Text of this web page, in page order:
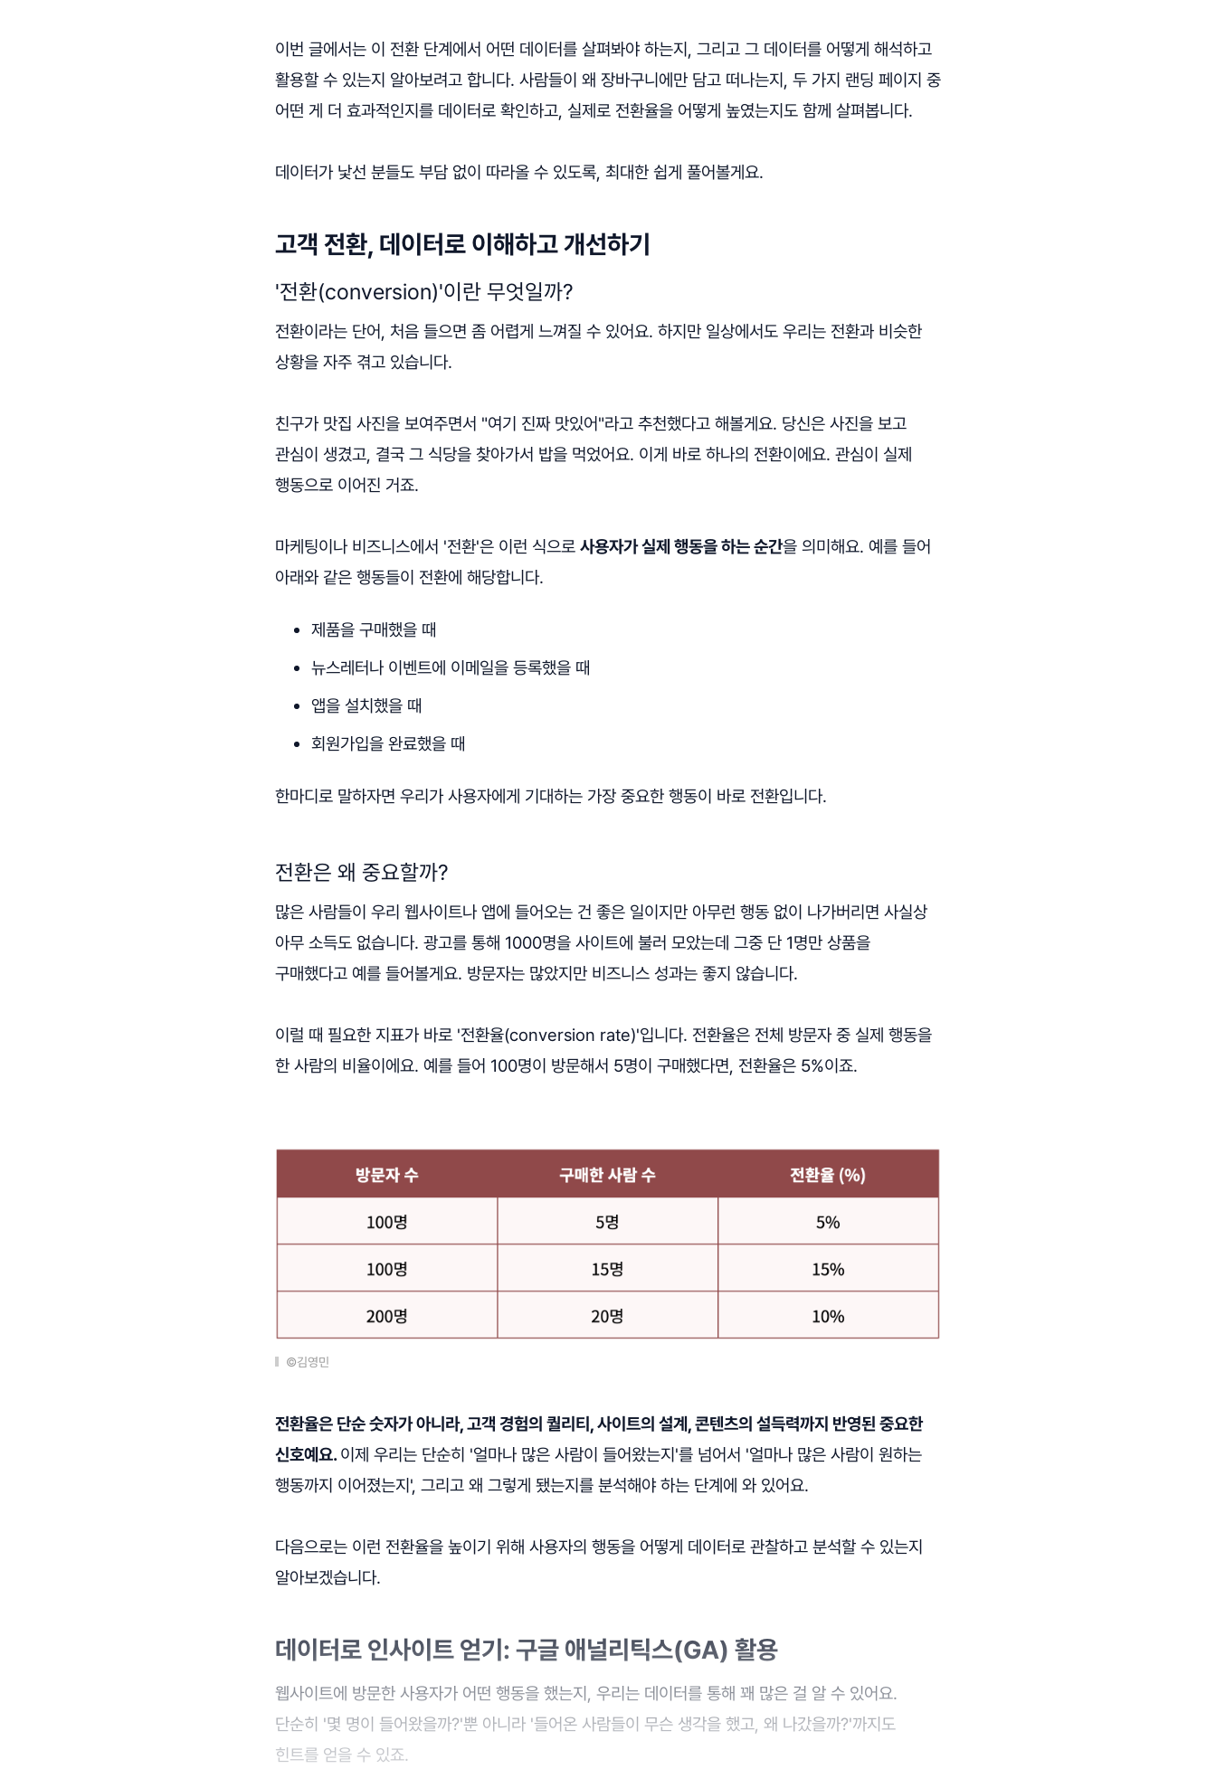
이번 글에서는 이 전환 단계에서 어떤 데이터를 살펴봐야 하는지, 그리고 그 데이터를 어떻게 해석하고
활용할 수 있는지 알아보려고 합니다. 사람들이 왜 장바구니에만 담고 떠나는지, 두 가지 랜딩 페이지 중
어떤 게 더 효과적인지를 데이터로 확인하고, 실제로 전환율을 어떻게 높였는지도 함께 살펴봅니다.
데이터가 낯선 분들도 부담 없이 따라올 수 있도록, 최대한 쉽게 풀어볼게요.
고객 전환, 데이터로 이해하고 개선하기
'전환(conversion)'이란 무엇일까?
전환이라는 단어, 처음 들으면 좀 어렵게 느껴질 수 있어요. 하지만 일상에서도 우리는 전환과 비슷한
상황을 자주 겪고 있습니다.
친구가 맛집 사진을 보여주면서 "여기 진짜 맛있어"라고 추천했다고 해볼게요. 당신은 사진을 보고
관심이 생겼고, 결국 그 식당을 찾아가서 밥을 먹었어요. 이게 바로 하나의 전환이에요. 관심이 실제
행동으로 이어진 거죠.
마케팅이나 비즈니스에서 '전환'은 이런 식으로 사용자가 실제 행동을 하는 순간을 의미해요. 예를 들어
아래와 같은 행동들이 전환에 해당합니다.
제품을 구매했을 때
뉴스레터나 이벤트에 이메일을 등록했을 때
앱을 설치했을 때
회원가입을 완료했을 때
한마디로 말하자면 우리가 사용자에게 기대하는 가장 중요한 행동이 바로 전환입니다.
전환은 왜 중요할까?
많은 사람들이 우리 웹사이트나 앱에 들어오는 건 좋은 일이지만 아무런 행동 없이 나가버리면 사실상
아무 소득도 없습니다. 광고를 통해 1000명을 사이트에 불러 모았는데 그중 단 1명만 상품을
구매했다고 예를 들어볼게요. 방문자는 많았지만 비즈니스 성과는 좋지 않습니다.
이럴 때 필요한 지표가 바로 '전환율(conversion rate)'입니다. 전환율은 전체 방문자 중 실제 행동을
한 사람의 비율이에요. 예를 들어 100명이 방문해서 5명이 구매했다면, 전환율은 5%이죠.
©김영민
전환율은 단순 숫자가 아니라, 고객 경험의 퀄리티, 사이트의 설계, 콘텐츠의 설득력까지 반영된 중요한
신호예요.이제 우리는 단순히 '얼마나 많은 사람이 들어왔는지'를 넘어서 '얼마나 많은 사람이 원하는
행동까지 이어졌는지', 그리고 왜 그렇게 됐는지를 분석해야 하는 단계에 와 있어요.
다음으로는 이런 전환율을 높이기 위해 사용자의 행동을 어떻게 데이터로 관찰하고 분석할 수 있는지
알아보겠습니다.
데이터로 인사이트 얻기: 구글 애널리틱스(GA) 활용
웹사이트에 방문한 사용자가 어떤 행동을 했는지, 우리는 데이터를 통해 꽤 많은 걸 알 수 있어요.
단순히 '몇 명이 들어왔을까?'뿐 아니라 '들어온 사람들이 무슨 생각을 했고, 왜 나갔을까?'까지도
힌트를 얻을 수 있죠.